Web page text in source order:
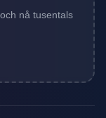
nå tusentals